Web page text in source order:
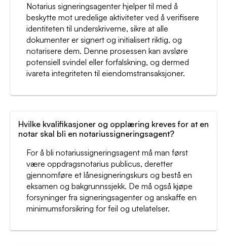
Notarius signeringsagenter hjelper til med å
beskytte mot uredelige aktiviteter ved å verifisere
identiteten til underskriverne, sikre at alle
dokumenter er signert og initialisert riktig, og
notarisere dem. Denne prosessen kan avsløre
potensiell svindel eller forfalskning, og dermed
ivareta integriteten til eiendomstransaksjoner.
Hvilke kvalifikasjoner og opplæring kreves for at en
notar skal bli en notariussigneringsagent?
For å bli notariussigneringsagent må man først
være oppdragsnotarius publicus, deretter
gjennomføre et lånesigneringskurs og bestå en
eksamen og bakgrunnssjekk. De må også kjøpe
forsyninger fra signeringsagenter og anskaffe en
minimumsforsikring for feil og utelatelser.